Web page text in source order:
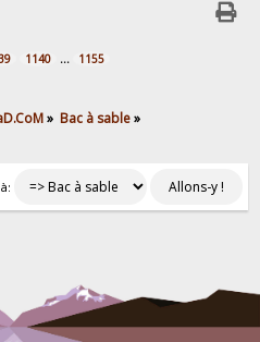
1140 ... 1155
» Bac à sable»